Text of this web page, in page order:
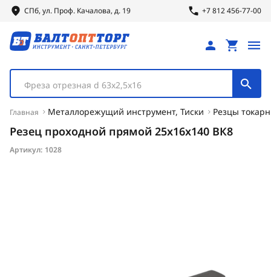
СПб, ул. Проф. Качалова, д. 19 +7 812 456-77-00
Фреза отрезная d 63х2,5х16
Главная Металлорежущий инструмент, Тиски Резцы
Резец проходной прямой 25х16х140 ВК8
Артикул: 1028